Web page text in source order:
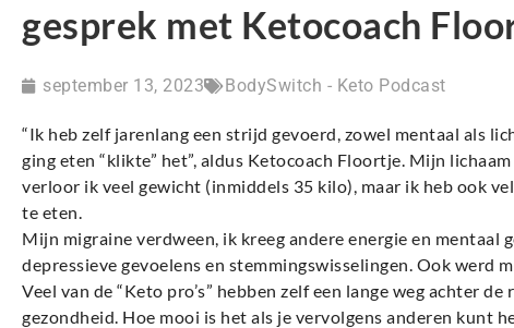
gesprek met Ketocoach
september 13, 2023 BodySwitch - Keto Podcast
“Ik heb zelf jarenlang een strijd gevoerd, zowel mentaal als
ging eten “klikte” het”, aldus Ketocoach Floortje. Mijn
verloor ik veel gewicht (inmiddels 35 kilo), maar ik heb ook
te eten.
Mijn migraine verdween, ik kreeg andere energie en mentaal
depressieve gevoelens en stemmingswisselingen. Ook werd
Veel van de “Keto pro’s” hebben zelf een lange weg achter
gezondheid. Hoe mooi is het als je vervolgens anderen kunt